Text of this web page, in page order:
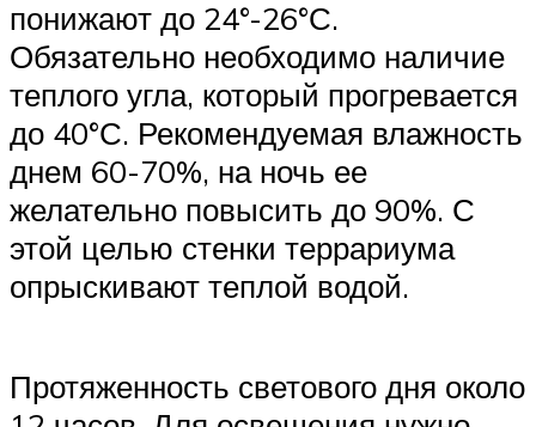
понижают до 24°-26°С.
Обязательно необходимо наличие
теплого угла, который прогревается
до 40°С. Рекомендуемая влажность
днем 60-70%, на ночь ее
желательно повысить до 90%. С
этой целью стенки террариума
опрыскивают теплой водой.
Протяженность светового дня около